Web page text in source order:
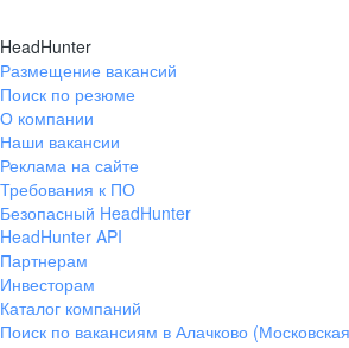
HeadHunter
Размещение вакансий
Поиск по резюме
О компании
Наши вакансии
Реклама на сайте
Требования к ПО
Безопасный HeadHunter
HeadHunter API
Партнерам
Инвесторам
Каталог компаний
Поиск по вакансиям в Алачково